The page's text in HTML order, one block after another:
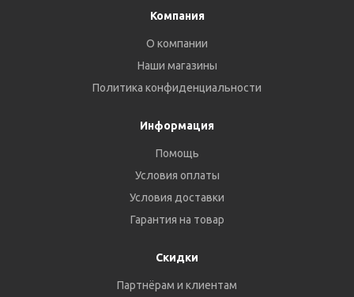
Компания
О компании
Наши магазины
Политика конфиденциальности
Информация
Помощь
Условия оплаты
Условия доставки
Гарантия на товар
Скидки
Партнёрам и клиентам